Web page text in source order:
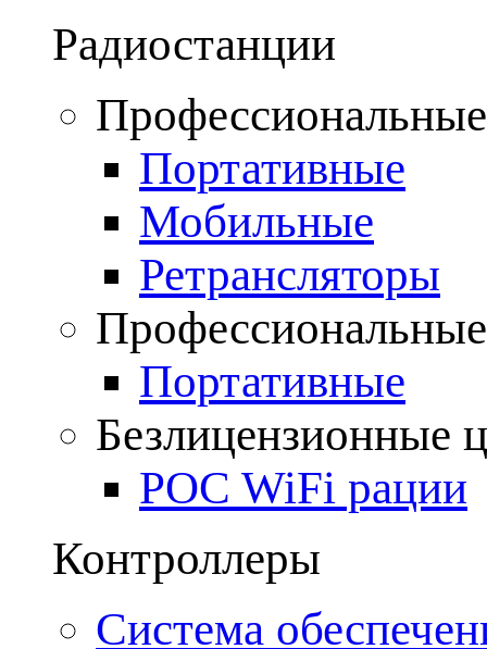
Радиостанции
Портативные
Мобильные
Ретрансляторы
Портативные
Безлицензионные
POC WiFi рации
Контроллеры
Система